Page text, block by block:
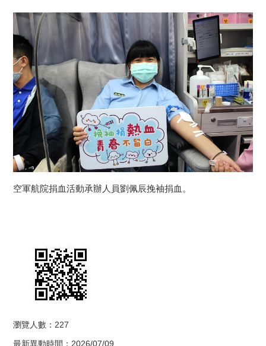
空軍航院捐血活動承辦人員劉佩辰挽袖捐血。
瀏覽人數：227
最新異動時間：2026/07/09